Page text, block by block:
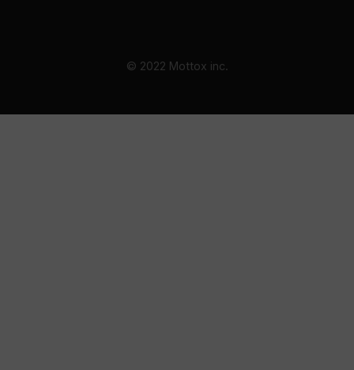
© 2022 Mottox inc.